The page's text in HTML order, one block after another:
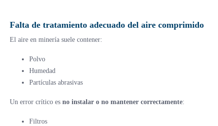
Falta de tratamiento adecuado del aire comprimido
El aire en minería suele contener:
Polvo
Humedad
Partículas abrasivas
Un error crítico es no instalar o no mantener correctamente:
Filtros